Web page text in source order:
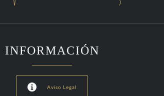
INFORMACIÓN
 Aviso Legal